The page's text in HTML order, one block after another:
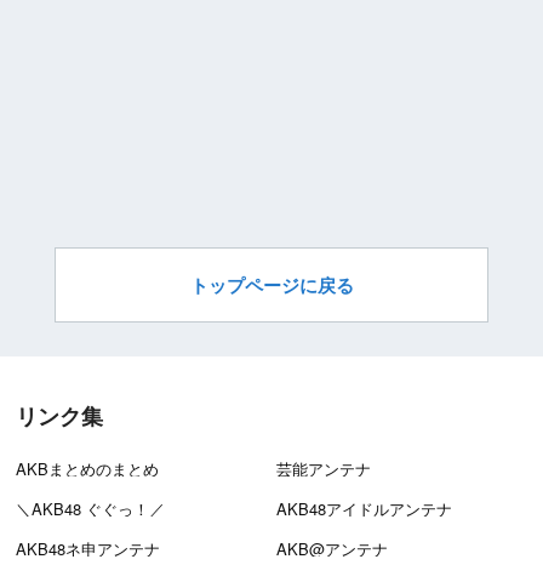
トップページに戻る
リンク集
AKBまとめのまとめ
芸能アンテナ
＼AKB48 ぐぐっ！／
AKB48アイドルアンテナ
AKB48ネ申アンテナ
AKB@アンテナ